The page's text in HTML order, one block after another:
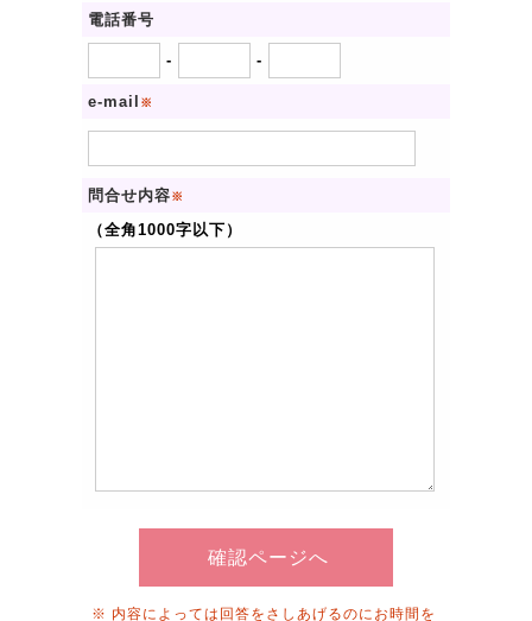
電話番号
- -
e-mail ※
問合せ内容※
（全角1000字以下）
確認ページへ
※ 内容によっては回答をさしあげるのにお時間を